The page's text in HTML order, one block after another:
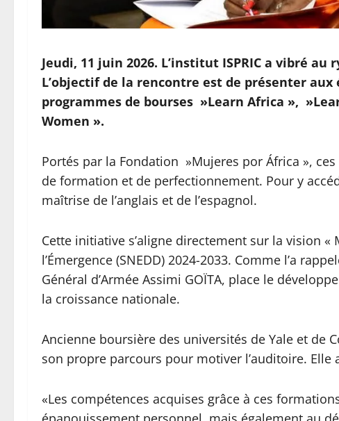
‎Jeudi, 11 juin 2026. L’institut ISPRIC a vibré
L’objectif de la rencontre est de présenter
programmes de bourses »Learn Africa »,
Women ».
Portés par la Fondation »Mujeres por África »,
de formation et de perfectionnement. Pour y
maîtrise de l’anglais et de l’espagnol.
Cette initiative s’aligne directement sur la vision
l’Émergence (SNEDD) 2024-2033. Comme l’a
Général d’Armée Assimi GOÏTA, place le
la croissance nationale.
‎Ancienne boursière des universités de Yale et de
son propre parcours pour motiver l’auditoire.
‎«Les compétences acquises grâce à ces